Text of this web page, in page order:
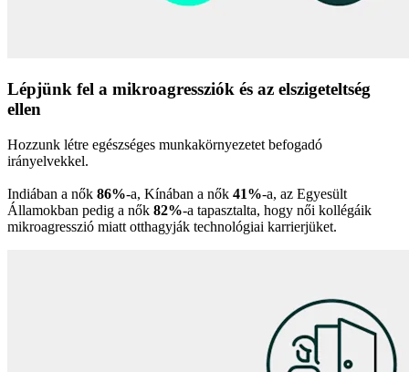
Lépjünk fel a mikroagressziók és az elszigeteltség
ellen
Hozzunk létre egészséges munkakörnyezetet befogadó
irányelvekkel.
Indiában a nők 86%-a, Kínában a nők 41%-a, az Egyesült
Államokban pedig a nők 82%-a tapasztalta, hogy női kollégáik
mikroagresszió miatt otthagyják technológiai karrierjüket.